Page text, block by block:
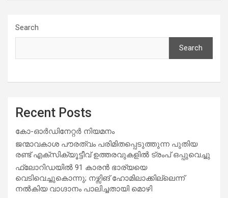
Search
Search
Recent Posts
കോ-ഓർഡിനേറ്റർ നിയമനം
ജന്മാവകാശ പൗരത്വം പരിമിതപ്പെടുത്തുന്ന പുതിയ
രണ്ട് എക്സിക്യൂട്ടീവ് ഉത്തരവുകളിൽ ട്രംപ് ഒപ്പുവെച്ചു
ഫ്ലോറിഡയിൽ 91 കാരൻ ഭാര്യയെ
വെടിവെച്ചുകൊന്നു; നഴ്സിങ് ഹോമിലാക്കില്ലെന്ന്
നൽകിയ വാഗ്ദാനം പാലിച്ചതായി മൊഴി